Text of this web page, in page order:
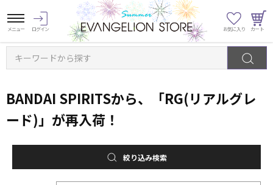
キーワードから探す
BANDAI SPIRITSから、「RG(リアルグレ
ード)」が再入荷！
絞り込み検索